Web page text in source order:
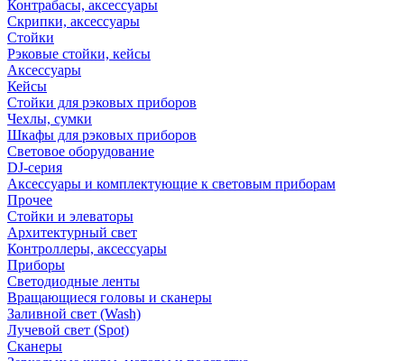
Контрабасы, аксессуары
Скрипки, аксессуары
Стойки
Рэковые стойки, кейсы
Аксессуары
Кейсы
Стойки для рэковых приборов
Чехлы, сумки
Шкафы для рэковых приборов
Световое оборудование
DJ-серия
Аксессуары и комплектующие к световым приборам
Прочее
Стойки и элеваторы
Архитектурный свет
Контроллеры, аксессуары
Приборы
Светодиодные ленты
Вращающиеся головы и сканеры
Заливной свет (Wash)
Лучевой свет (Spot)
Сканеры